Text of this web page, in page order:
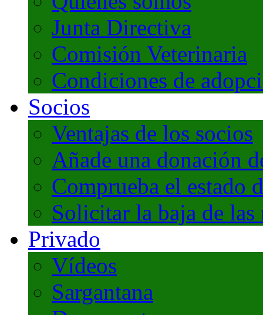
Junta Directiva
Comisión Veterinaria
Condiciones de
Socios
Ventajas de los socios
Añade una donación
Comprueba el estado
Solicitar la baja de
Privado
Vídeos
Sargantana